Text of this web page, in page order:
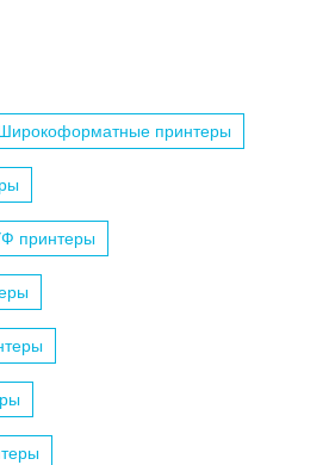
принтеры
принтеры